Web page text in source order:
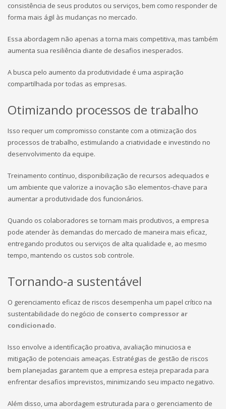
consistência de seus produtos ou serviços, bem como responder de
forma mais ágil às mudanças no mercado.
Essa abordagem não apenas a torna mais competitiva, mas também
aumenta sua resiliência diante de desafios inesperados.
A busca pelo aumento da produtividade é uma aspiração
compartilhada por todas as empresas.
Otimizando processos de trabalho
Isso requer um compromisso constante com a otimização dos
processos de trabalho, estimulando a criatividade e investindo no
desenvolvimento da equipe.
Treinamento contínuo, disponibilização de recursos adequados e
um ambiente que valorize a inovação são elementos-chave para
aumentar a produtividade dos funcionários.
Quando os colaboradores se tornam mais produtivos, a empresa
pode atender às demandas do mercado de maneira mais eficaz,
entregando produtos ou serviços de alta qualidade e, ao mesmo
tempo, mantendo os custos sob controle.
Tornando-a sustentável
O gerenciamento eficaz de riscos desempenha um papel crítico na
sustentabilidade do negócio de conserto compressor ar
condicionado.
Isso envolve a identificação proativa, avaliação minuciosa e
mitigação de potenciais ameaças. Estratégias de gestão de riscos
bem planejadas garantem que a empresa esteja preparada para
enfrentar desafios imprevistos, minimizando seu impacto negativo.
Além disso, uma abordagem estruturada para o gerenciamento de